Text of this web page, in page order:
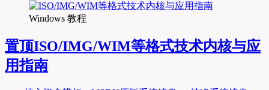
Windows 教程
置顶ISO/IMG/WIM等格式技术内核与应
用指南